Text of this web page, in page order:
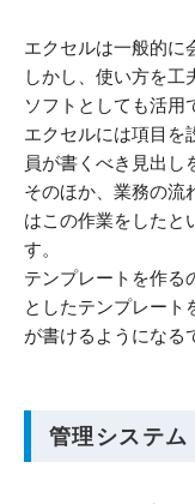
エクセルは一般的に
しかし、使い方を工
ソフトとしても活用
エクセルには項目を
員が書くべき見出し
そのほか、業務の流
はこの作業をしたと
す。
テンプレートを作る
としたテンプレート
が書けるようになる
管理システム